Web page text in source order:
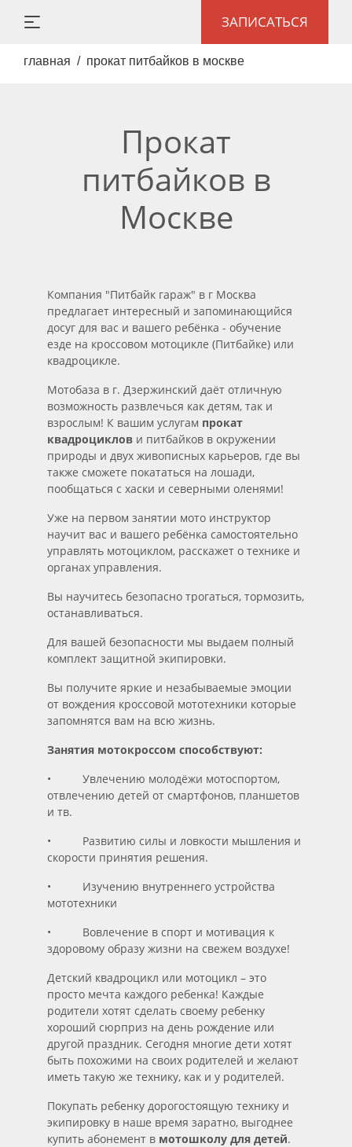
ЗАПИСАТЬСЯ
главная прокат питбайков в москве
Прокат
питбайков в
Москве
Компания "Питбайк гараж" в г Москва
предлагает интересный и запоминающийся
досуг для вас и вашего ребёнка - обучение
езде на кроссовом мотоцикле (Питбайке) или
квадроцикле.
Мотобаза в г. Дзержинский даёт отличную
возможность развлечься как детям, так и
взрослым! К вашим услугам прокат
квадроциклов и питбайков в окружении
природы и двух живописных карьеров, где вы
также сможете покататься на лошади,
пообщаться с хаски и северными оленями!
Уже на первом занятии мото инструктор
научит вас и вашего ребёнка самостоятельно
управлять мотоциклом, расскажет о технике и
органах управления.
Вы научитесь безопасно трогаться, тормозить,
останавливаться.
Для вашей безопасности мы выдаем полный
комплект защитной экипировки.
Вы получите яркие и незабываемые эмоции
от вождения кроссовой мототехники которые
запомнятся вам на всю жизнь.
Занятия мотокроссом способствуют:
• Увлечению молодёжи мотоспортом,
отвлечению детей от смартфонов, планшетов
и тв.
• Развитию силы и ловкости мышления и
скорости принятия решения.
• Изучению внутреннего устройства
мототехники
• Вовлечение в спорт и мотивация к
здоровому образу жизни на свежем воздухе!
Детский квадроцикл или мотоцикл – это
просто мечта каждого ребенка! Каждые
родители хотят сделать своему ребенку
хороший сюрприз на день рождение или
другой праздник. Сегодня многие дети хотят
быть похожими на своих родителей и желают
иметь такую же технику, как и у родителей.
Покупать ребенку дорогостоящую технику и
экипировку в наше время заратно, выгоднее
купить абонемент в мотошколу для детей.